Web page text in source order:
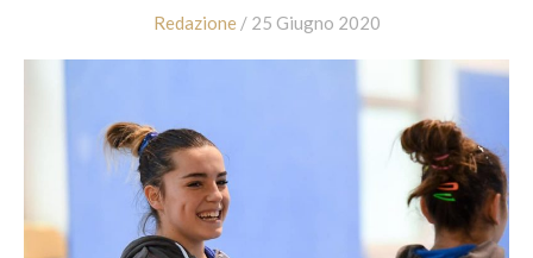
Redazione/ 25 Giugno 2020